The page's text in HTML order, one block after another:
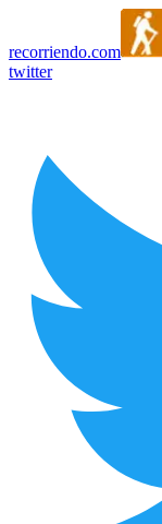
recorriendo.com
twitter